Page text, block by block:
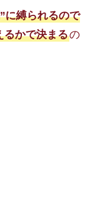
に縛られるので
るかで決まるの